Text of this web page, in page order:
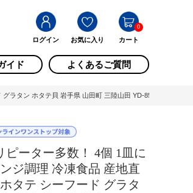
ログイン お気に入り カート
0
イド よくあるご質問
ラタン ホタテ貝 岩手県 山田町 三陸山田 YD-852 / 岩手県山
ピーター多数！ 4個 1皿に
ジ調理 冷凍食品 産地直
タテ シーフード グラタ